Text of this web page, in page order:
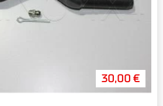
30,00 €